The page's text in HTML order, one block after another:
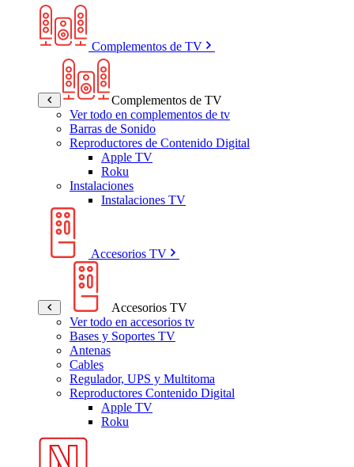
Complementos de TV
Complementos de TV
Ver todo en complementos de tv
Barras de Sonido
Reproductores de Contenido Digital
Apple TV
Roku
Instalaciones
Instalaciones TV
Accesorios TV
Accesorios TV
Ver todo en accesorios tv
Bases y Soportes TV
Antenas
Cables
Regulador, UPS y Multitoma
Reproductores Contenido Digital
Apple TV
Roku